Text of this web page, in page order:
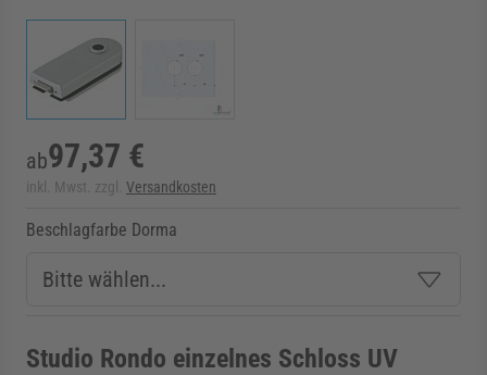
ab97,37 €
inkl. Mwst. zzgl. Versandkosten
Beschlagfarbe Dorma
Studio Rondo einzelnes Schloss UV